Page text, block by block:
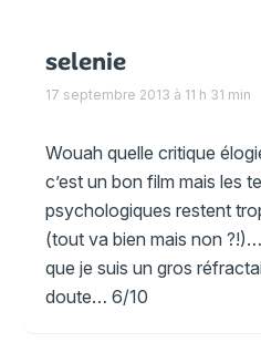
selenie
17 septembre 2013 à 11 h 31 min
Wouah quelle critique
c’est un bon film mais les
psychologiques restent
(tout va bien mais non
que je suis un gros
doute… 6/10